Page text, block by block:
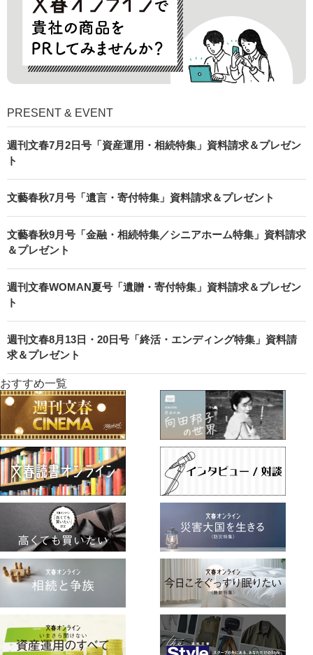
PRESENT & EVENT
週刊文春7月2日号「資産運用・相続特集」資料請求＆プレゼン
ト
文藝春秋7月号「遺言・寄付特集」資料請求＆プレゼント
文藝春秋9月号「金融・相続特集／シニアホーム特集」資料請求
＆プレゼント
週刊文春WOMAN夏号「遺贈・寄付特集」資料請求＆プレゼン
ト
週刊文春8月13日・20日号「終活・エンディング特集」資料請
求＆プレゼント
おすすめ一覧